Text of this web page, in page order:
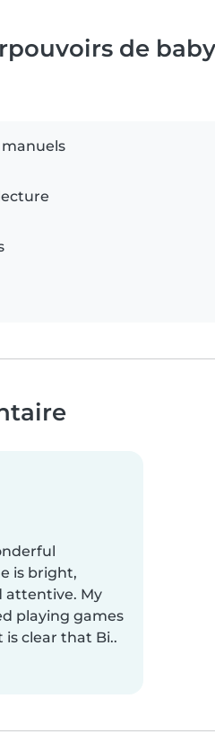
de
is bright,
attentive. My
playing games
is clear that Bi..